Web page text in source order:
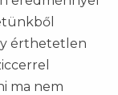
érthetetlen
ma nem